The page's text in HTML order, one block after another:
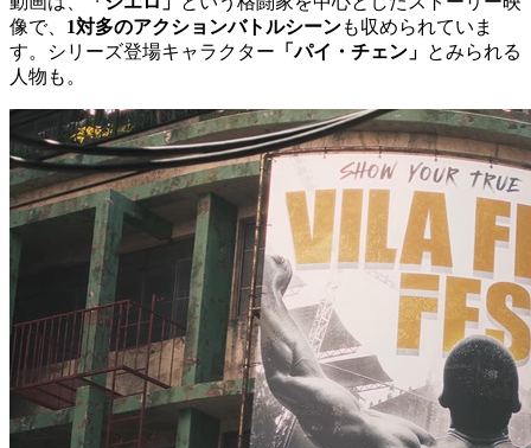
像で、 1対多のアクションバトルシーンも収められていま
す。シリーズ登場キャラクター 「パイ・チェン」 とみられる
人物も。